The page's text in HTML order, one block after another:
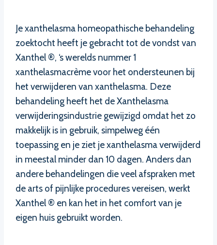
Je xanthelasma homeopathische behandeling
zoektocht heeft je gebracht tot de vondst van
Xanthel ®, ‘s werelds nummer 1
xanthelasmacrème voor het ondersteunen bij
het verwijderen van xanthelasma. Deze
behandeling heeft het de Xanthelasma
verwijderingsindustrie gewijzigd omdat het zo
makkelijk is in gebruik, simpelweg één
toepassing en je ziet je xanthelasma verwijderd
in meestal minder dan 10 dagen. Anders dan
andere behandelingen die veel afspraken met
de arts of pijnlijke procedures vereisen, werkt
Xanthel ® en kan het in het comfort van je
eigen huis gebruikt worden.